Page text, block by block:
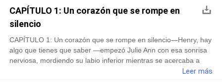
CAPÍTULO 1: Un corazón que se rompe en
silencio
CAPÍTULO 1: Un corazón que se rompe en silencio—Henry, hay
algo que tienes que saber —empezó Julie Ann con esa sonrisa
nerviosa, mordiendo su labio inferior mientras se acercaba a
él.Henry la miró, entre curioso y preocupado mientras tomaba
Leer más